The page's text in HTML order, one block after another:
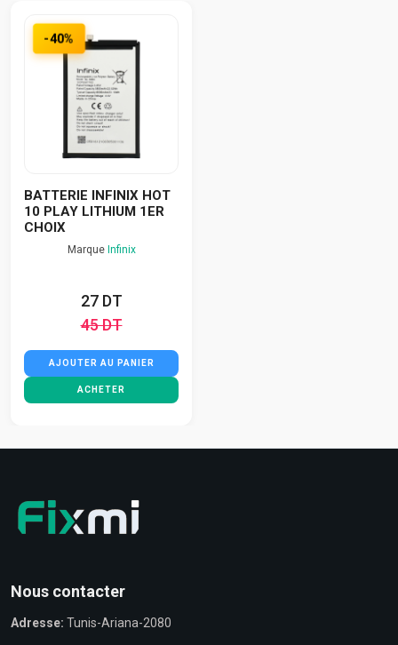
-40%
BATTERIE INFINIX HOT
10 PLAY LITHIUM 1ER
CHOIX
Marque Infinix
27 DT
45 DT
AJOUTER AU PANIER
ACHETER
Nous contacter
Adresse: Tunis-Ariana-2080